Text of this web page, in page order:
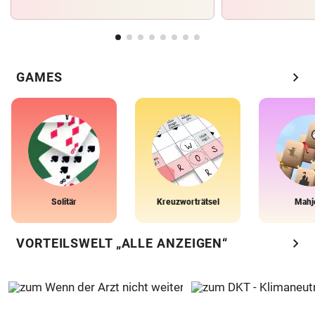
GAMES chevron_right
Solitär Kreuzworträtsel
VORTEILSWELT „ALLE ANZEIGEN“ chevron_right